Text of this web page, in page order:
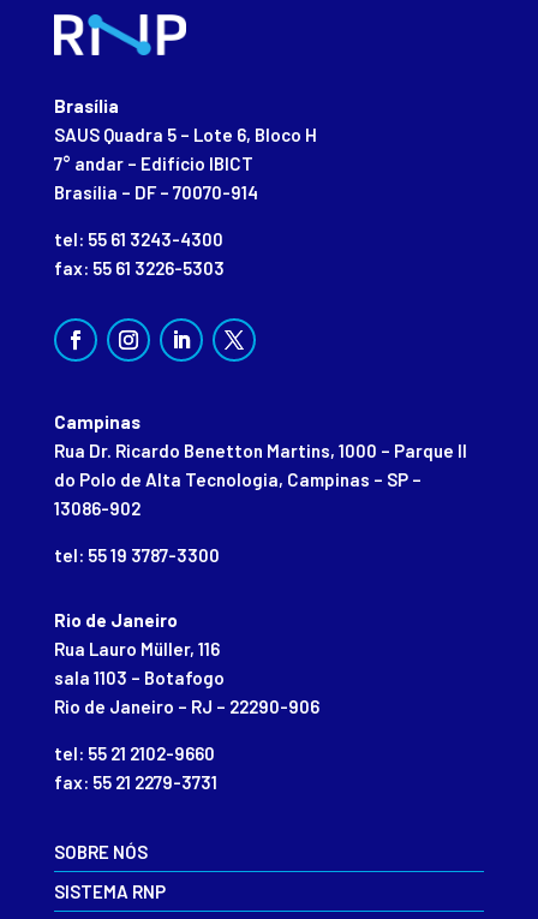
Brasília
SAUS Quadra 5 – Lote 6, Bloco H
7° andar – Edifício IBICT
Brasília – DF – 70070-914
tel: 55 61 3243-4300
fax: 55 61 3226-5303
Campinas
Rua Dr. Ricardo Benetton Martins, 1000 – Parque II
do Polo de Alta Tecnologia, Campinas – SP –
13086-902
tel: 55 19 3787-3300
Rio de Janeiro
Rua Lauro Müller, 116
sala 1103 – Botafogo
Rio de Janeiro – RJ – 22290-906
tel: 55 21 2102-9660
fax: 55 21 2279-3731
SOBRE NÓS
SISTEMA RNP